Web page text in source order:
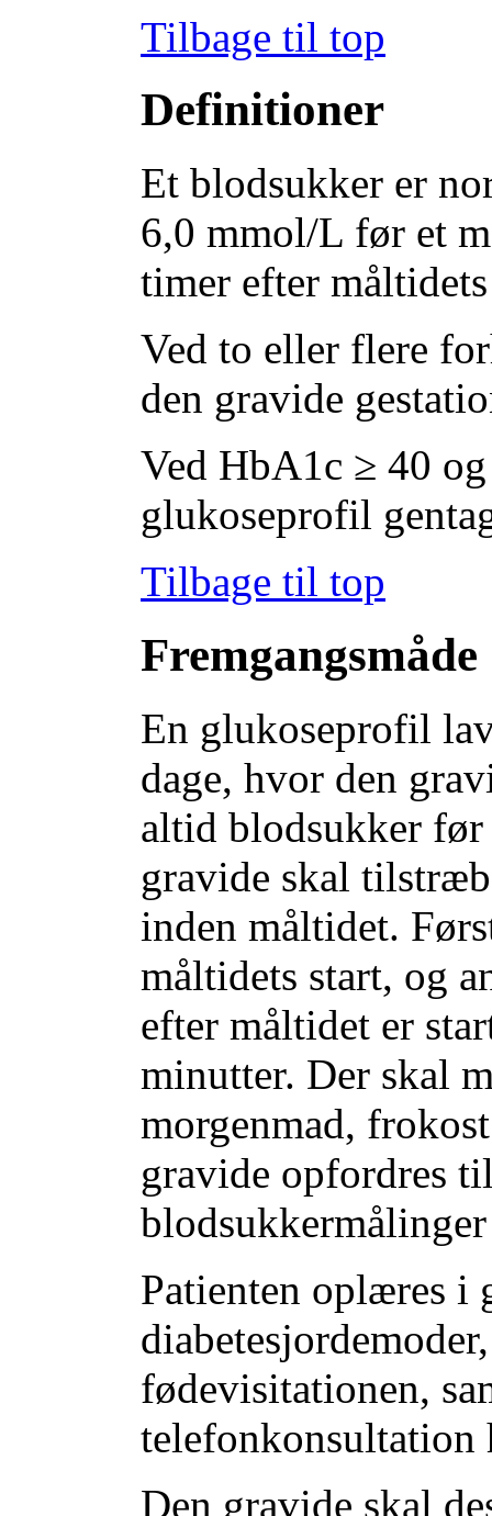
Tilbage til top
Definitioner
Et blodsukker er
6,0 mmol/L før et
timer efter
Ved to eller flere
den gravide
Ved HbA1c ≥ 40
glukoseprofil
Tilbage til top
Fremgangsmåde
En glukoseprofil
dage, hvor den
altid blodsukker
gravide skal
inden måltidet.
måltidets start, og
efter måltidet er
minutter. Der skal
morgenmad,
gravide opfordres
Patienten oplæres i
fødevisitationen,
telefonkonsultation
Den gravide skal